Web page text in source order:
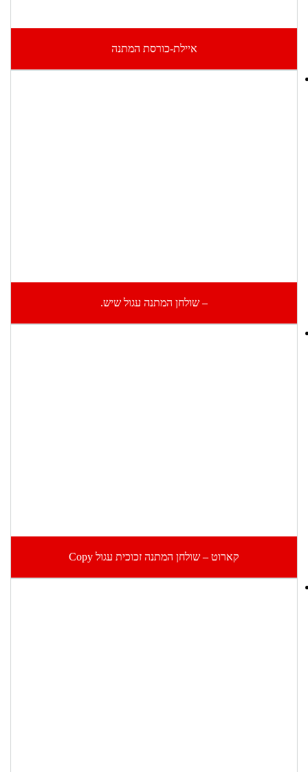
איילת-כורסת המתנה
– שולחן המתנה עגול שיש.
קארוט – שולחן המתנה זכוכית עגול Copy